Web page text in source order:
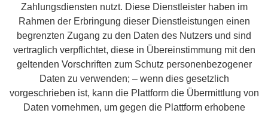
Zahlungsdiensten nutzt. Diese Dienstleister haben im
Rahmen der Erbringung dieser Dienstleistungen einen
begrenzten Zugang zu den Daten des Nutzers und sind
vertraglich verpflichtet, diese in Übereinstimmung mit den
geltenden Vorschriften zum Schutz personenbezogener
Daten zu verwenden; – wenn dies gesetzlich
vorgeschrieben ist, kann die Plattform die Übermittlung von
Daten vornehmen, um gegen die Plattform erhobene